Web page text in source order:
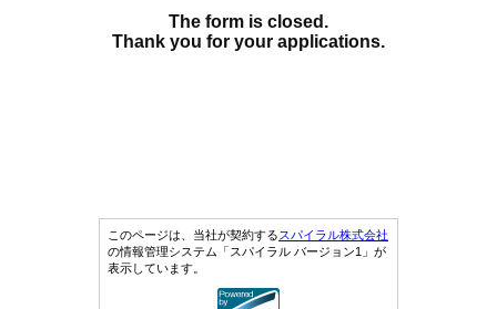
The form is closed.
Thank you for your applications.
このページは、当社が契約するスパイラル株式会社
の情報管理システム「スパイラル バージョン1」が
表示しています。